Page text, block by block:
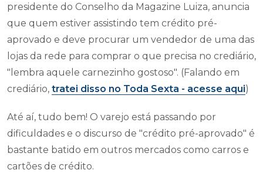
presidente do Conselho da Magazine Luiza, anuncia
que quem estiver assistindo tem crédito pré-
aprovado e deve procurar um vendedor de uma das
lojas da rede para comprar o que precisa no crediário,
"lembra aquele carnezinho gostoso". (Falando em
crediário, tratei disso no Toda Sexta - acesse aqui)
Até aí, tudo bem! O varejo está passando por
dificuldades e o discurso de "crédito pré-aprovado" é
bastante batido em outros mercados como carros e
cartões de crédito.